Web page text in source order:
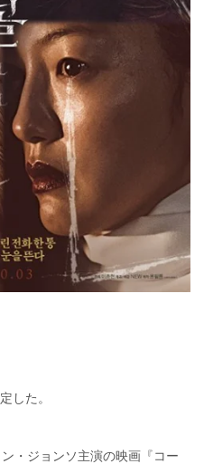
した。
・ジョンソ主演の映画『コー